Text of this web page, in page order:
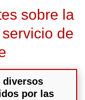
sobre la
de
diversos
por las